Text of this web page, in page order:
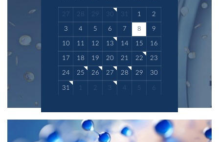
27 28 29 30 31 1 2
3 4 5 6 7 8 9
10 11 12 13 14 15 16
17 18 19 20 21 22 23
24 25 26 27 28 29 30
31 1 2 3 4 5 6